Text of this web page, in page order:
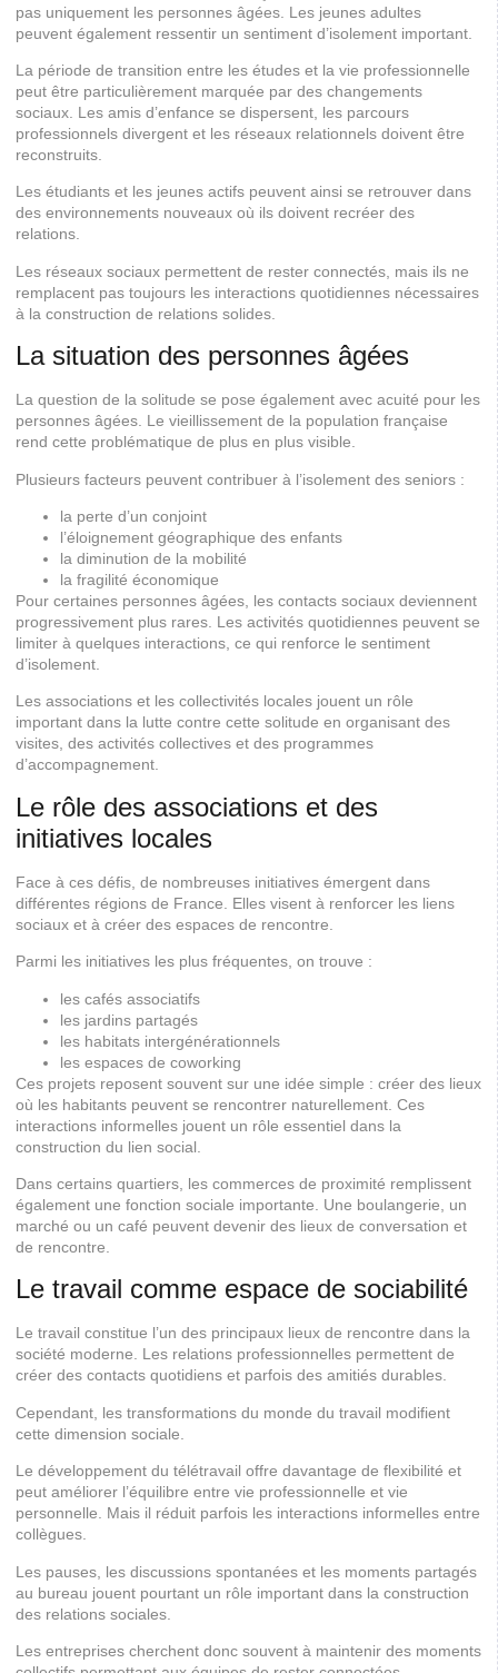
pas uniquement les personnes âgées. Les jeunes adultes
peuvent également ressentir un sentiment d’isolement important.
La période de transition entre les études et la vie professionnelle
peut être particulièrement marquée par des changements
sociaux. Les amis d’enfance se dispersent, les parcours
professionnels divergent et les réseaux relationnels doivent être
reconstruits.
Les étudiants et les jeunes actifs peuvent ainsi se retrouver dans
des environnements nouveaux où ils doivent recréer des
relations.
Les réseaux sociaux permettent de rester connectés, mais ils ne
remplacent pas toujours les interactions quotidiennes nécessaires
à la construction de relations solides.
La situation des personnes âgées
La question de la solitude se pose également avec acuité pour les
personnes âgées. Le vieillissement de la population française
rend cette problématique de plus en plus visible.
Plusieurs facteurs peuvent contribuer à l’isolement des seniors :
la perte d’un conjoint
l’éloignement géographique des enfants
la diminution de la mobilité
la fragilité économique
Pour certaines personnes âgées, les contacts sociaux deviennent
progressivement plus rares. Les activités quotidiennes peuvent se
limiter à quelques interactions, ce qui renforce le sentiment
d’isolement.
Les associations et les collectivités locales jouent un rôle
important dans la lutte contre cette solitude en organisant des
visites, des activités collectives et des programmes
d’accompagnement.
Le rôle des associations et des
initiatives locales
Face à ces défis, de nombreuses initiatives émergent dans
différentes régions de France. Elles visent à renforcer les liens
sociaux et à créer des espaces de rencontre.
Parmi les initiatives les plus fréquentes, on trouve :
les cafés associatifs
les jardins partagés
les habitats intergénérationnels
les espaces de coworking
Ces projets reposent souvent sur une idée simple : créer des lieux
où les habitants peuvent se rencontrer naturellement. Ces
interactions informelles jouent un rôle essentiel dans la
construction du lien social.
Dans certains quartiers, les commerces de proximité remplissent
également une fonction sociale importante. Une boulangerie, un
marché ou un café peuvent devenir des lieux de conversation et
de rencontre.
Le travail comme espace de sociabilité
Le travail constitue l’un des principaux lieux de rencontre dans la
société moderne. Les relations professionnelles permettent de
créer des contacts quotidiens et parfois des amitiés durables.
Cependant, les transformations du monde du travail modifient
cette dimension sociale.
Le développement du télétravail offre davantage de flexibilité et
peut améliorer l’équilibre entre vie professionnelle et vie
personnelle. Mais il réduit parfois les interactions informelles entre
collègues.
Les pauses, les discussions spontanées et les moments partagés
au bureau jouent pourtant un rôle important dans la construction
des relations sociales.
Les entreprises cherchent donc souvent à maintenir des moments